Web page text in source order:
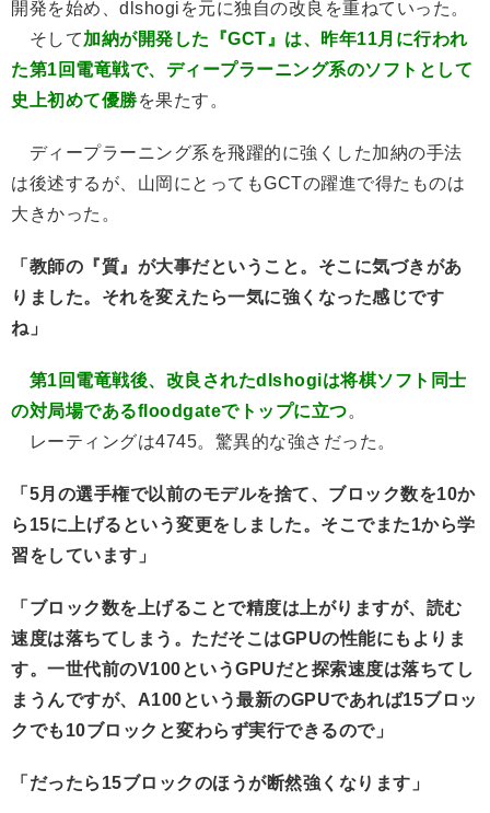
開発を始め、dlshogiを元に独自の改良を重ねていった。
そして加納が開発した『GCT』は、昨年11月に行われ
た第1回電竜戦で、ディープラーニング系のソフトとして
史上初めて優勝を果たす。
ディープラーニング系を飛躍的に強くした加納の手法
は後述するが、山岡にとってもGCTの躍進で得たものは
大きかった。
「教師の『質』が大事だということ。そこに気づきがあ
りました。それを変えたら一気に強くなった感じです
ね」
第1回電竜戦後、改良されたdlshogiは将棋ソフト同士
の対局場であるfloodgateでトップに立つ。
レーティングは4745。驚異的な強さだった。
「5月の選手権で以前のモデルを捨て、ブロック数を10か
ら15に上げるという変更をしました。そこでまた1から学
習をしています」
「ブロック数を上げることで精度は上がりますが、読む
速度は落ちてしまう。ただそこはGPUの性能にもよりま
す。一世代前のV100というGPUだと探索速度は落ちてし
まうんですが、A100という最新のGPUであれば15ブロッ
クでも10ブロックと変わらず実行できるので」
「だったら15ブロックのほうが断然強くなります」